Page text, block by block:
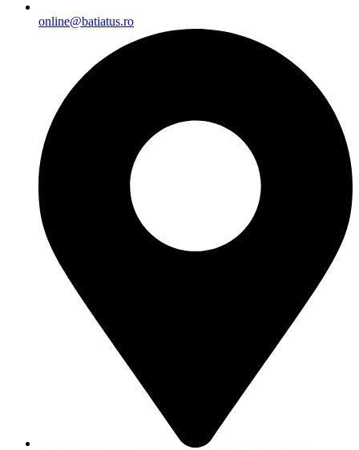
online@batiatus.ro